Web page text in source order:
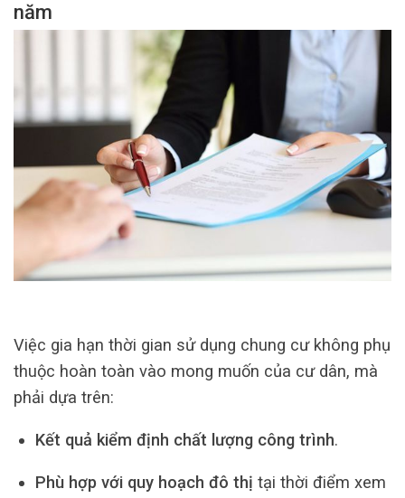
năm
Việc gia hạn thời gian sử dụng chung cư không phụ
thuộc hoàn toàn vào mong muốn của cư dân, mà
phải dựa trên:
Kết quả kiểm định chất lượng công trình.
Phù hợp với quy hoạch đô thị tại thời điểm xem